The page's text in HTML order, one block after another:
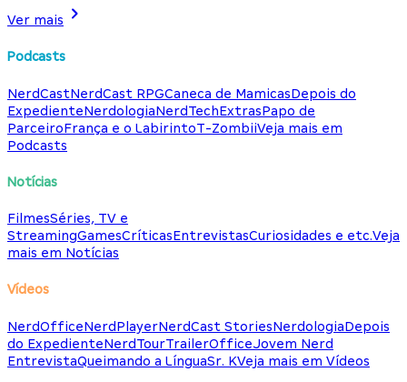
Ver mais
Podcasts
NerdCastNerdCast RPGCaneca de MamicasDepois do
ExpedienteNerdologiaNerdTechExtrasPapo de
ParceiroFrança e o LabirintoT-ZombiiVeja mais em
Podcasts
Notícias
FilmesSéries, TV e
StreamingGamesCríticasEntrevistasCuriosidades e etc.Veja
mais em Notícias
Vídeos
NerdOfficeNerdPlayerNerdCast StoriesNerdologiaDepois
do ExpedienteNerdTourTrailerOfficeJovem Nerd
EntrevistaQueimando a LínguaSr. KVeja mais em Vídeos